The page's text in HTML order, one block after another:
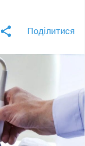
Поділитися